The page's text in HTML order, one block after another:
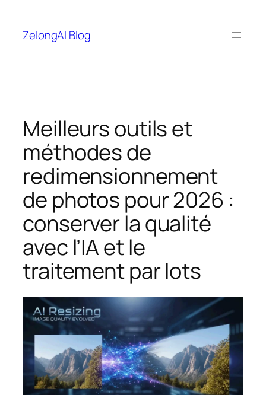
contenu
ZelongAI Blog
Meilleurs outils et
méthodes de
redimensionnement
de photos pour 2026 :
conserver la qualité
avec l’IA et le
traitement par lots